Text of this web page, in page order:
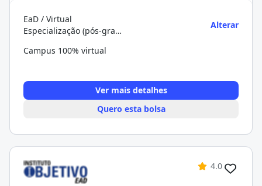
EaD / Virtual
Especialização (pós-graduação)
Alterar
Campus 100% virtual
Ver mais detalhes
Quero esta bolsa
4.0